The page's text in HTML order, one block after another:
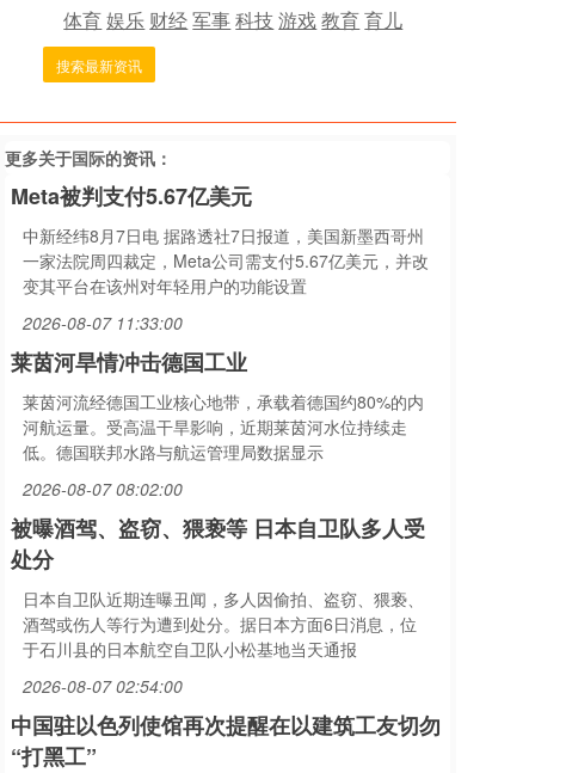
体育娱乐 财经军事科技游戏教育育儿
搜索最新资讯
更多关于国际的资讯：
Meta被判支付5.67亿美元
中新经纬8月7日电 据路透社7日报道，美国新墨西哥州
一家法院周四裁定，Meta公司需支付5.67亿美元，并改
变其平台在该州对年轻用户的功能设置
2026-08-07 11:33:00
莱茵河旱情冲击德国工业
莱茵河流经德国工业核心地带，承载着德国约80%的内
河航运量。受高温干旱影响，近期莱茵河水位持续走
低。德国联邦水路与航运管理局数据显示
2026-08-07 08:02:00
被曝酒驾、盗窃、猥亵等 日本自卫队多人受
处分
日本自卫队近期连曝丑闻，多人因偷拍、盗窃、猥亵、
酒驾或伤人等行为遭到处分。据日本方面6日消息，位
于石川县的日本航空自卫队小松基地当天通报
2026-08-07 02:54:00
中国驻以色列使馆再次提醒在以建筑工友切勿
“打黑工”